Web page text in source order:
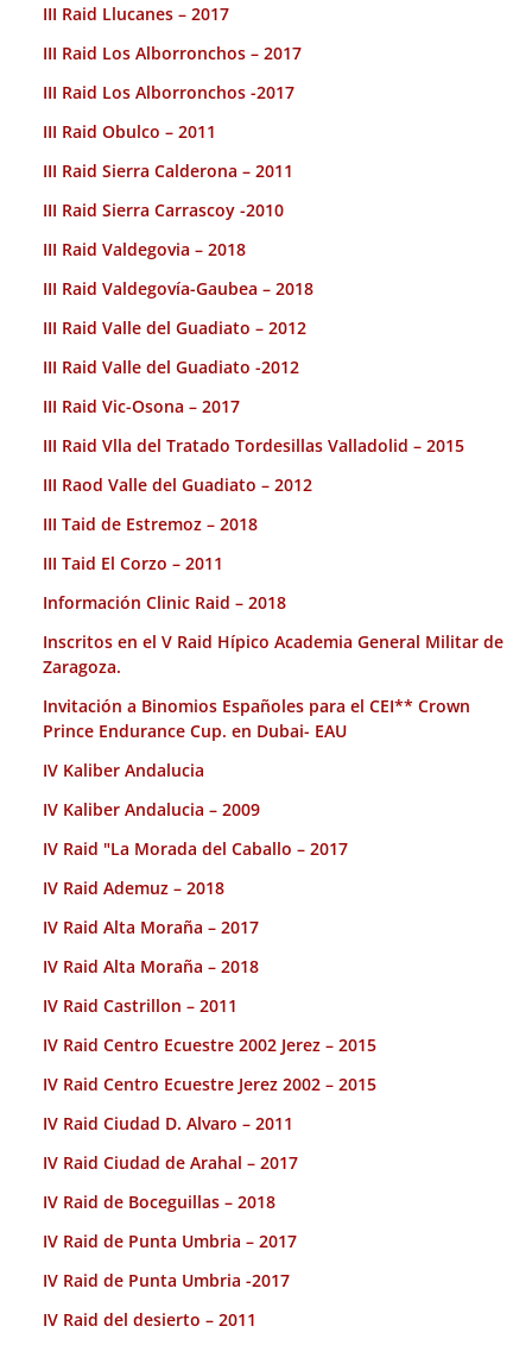
III Raid Llucanes – 2017
III Raid Los Alborronchos – 2017
III Raid Los Alborronchos -2017
III Raid Obulco – 2011
III Raid Sierra Calderona – 2011
III Raid Sierra Carrascoy -2010
III Raid Valdegovia – 2018
III Raid Valdegovía-Gaubea – 2018
III Raid Valle del Guadiato – 2012
III Raid Valle del Guadiato -2012
III Raid Vic-Osona – 2017
III Raid Vlla del Tratado Tordesillas Valladolid – 2015
III Raod Valle del Guadiato – 2012
III Taid de Estremoz – 2018
III Taid El Corzo – 2011
Información Clinic Raid – 2018
Inscritos en el V Raid Hípico Academia General Militar de
Zaragoza.
Invitación a Binomios Españoles para el CEI** Crown
Prince Endurance Cup. en Dubai- EAU
IV Kaliber Andalucia
IV Kaliber Andalucia – 2009
IV Raid "La Morada del Caballo – 2017
IV Raid Ademuz – 2018
IV Raid Alta Moraña – 2017
IV Raid Alta Moraña – 2018
IV Raid Castrillon – 2011
IV Raid Centro Ecuestre 2002 Jerez – 2015
IV Raid Centro Ecuestre Jerez 2002 – 2015
IV Raid Ciudad D. Alvaro – 2011
IV Raid Ciudad de Arahal – 2017
IV Raid de Boceguillas – 2018
IV Raid de Punta Umbria – 2017
IV Raid de Punta Umbria -2017
IV Raid del desierto – 2011